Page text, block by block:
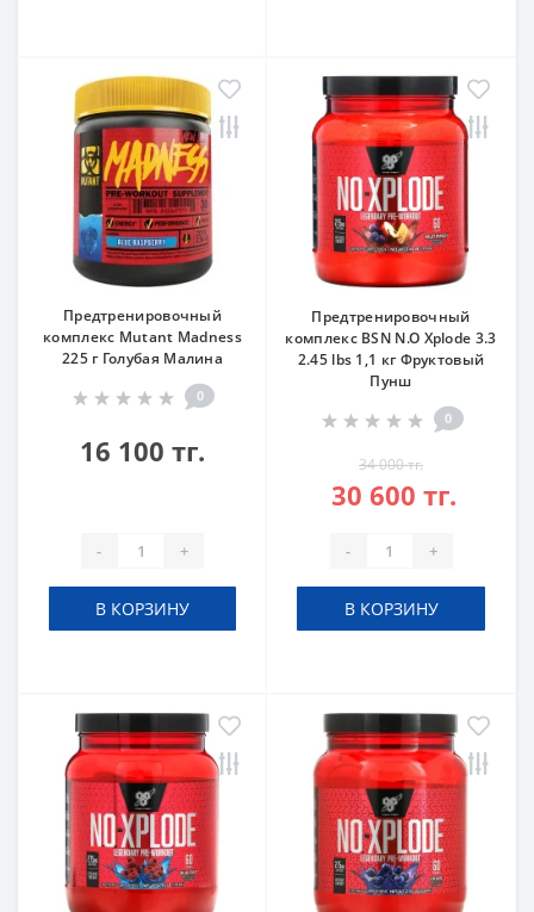
Предтренировочный
комплекс Mutant Madness
225 г Голубая Малина
0
16 100 тг.
- +
В КОРЗИНУ
Предтренировочный
комплекс BSN N.O Xplode 3.3
2.45 lbs 1,1 кг Фруктовый
Пунш
0
34 000 тг.
30 600 тг.
- +
В КОРЗИНУ